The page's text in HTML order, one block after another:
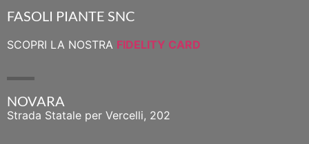
FASOLI PIANTE SNC
SCOPRI LA NOSTRA FIDELITY CARD
NOVARA
Strada Statale per Vercelli, 202